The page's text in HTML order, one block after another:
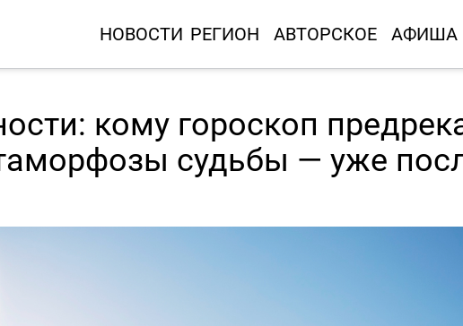
НОВОСТИ РЕГИОН АВТОРСКОЕ АФИША
кому гороскоп
судьбы — уже